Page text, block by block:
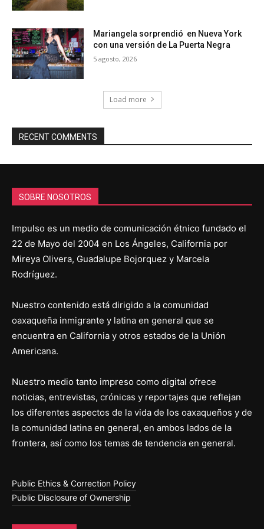
Mariangela sorprendió en Nueva York
con una versión de La Puerta Negra
5 agosto, 2026
Load more
RECENT COMMENTS
SOBRE NOSOTROS
Impulso es un medio de comunicación étnico fundado el
22 de Mayo del 2004 en Los Ángeles, California por
Mireya Olivera, Guadalupe Bojorquez y Marcela
Rodríguez.
Nuestro contenido está dirigido a la comunidad
oaxaqueña inmigrante y latina en general que se
encuentra en California y otros estados de la Unión
Americana.
Nuestro medio tanto impreso como digital ofrece
noticias, entrevistas, crónicas y reportajes que reflejan
los diferentes aspectos de la vida de los oaxaqueños y de
la comunidad latina en general, en ambos lados de la
frontera, así como los temas de tendencia en general.
Public Ethics & Correction Policy
Public Disclosure of Ownership